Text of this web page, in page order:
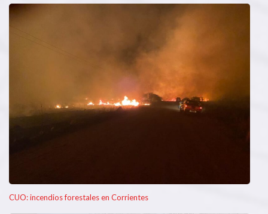
CUO: incendios forestales en Corrientes